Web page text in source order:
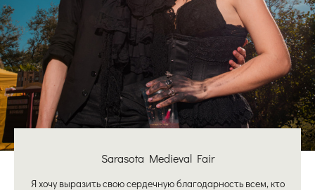
Sarasota Medieval Fair
Я хочу выразить свою сердечную благодарность всем, кто